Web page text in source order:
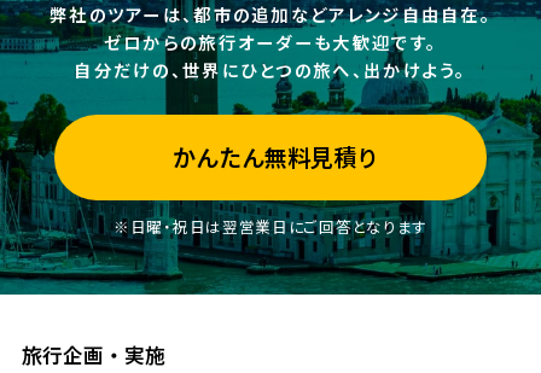
弊社のツアーは、都市の追加などアレンジ自由自在。
ゼロからの旅行オーダーも大歓迎です。
自分だけの、世界にひとつの旅へ、出かけよう。
かんたん無料見積り
※日曜・祝日は翌営業日にご回答となります
旅行企画・実施